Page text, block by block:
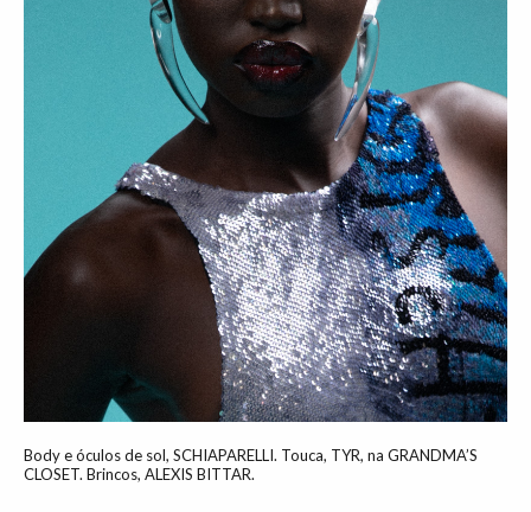
Body e óculos de sol, SCHIAPARELLI. Touca, TYR, na GRANDMA’S
CLOSET. Brincos, ALEXIS BITTAR.